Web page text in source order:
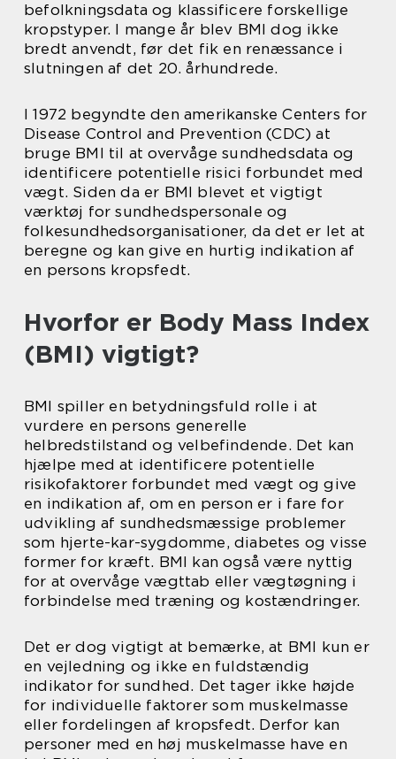
befolkningsdata og klassificere forskellige
kropstyper. I mange år blev BMI dog ikke
bredt anvendt, før det fik en renæssance i
slutningen af det 20. århundrede.
I 1972 begyndte den amerikanske Centers for
Disease Control and Prevention (CDC) at
bruge BMI til at overvåge sundhedsdata og
identificere potentielle risici forbundet med
vægt. Siden da er BMI blevet et vigtigt
værktøj for sundhedspersonale og
folkesundhedsorganisationer, da det er let at
beregne og kan give en hurtig indikation af
en persons kropsfedt.
Hvorfor er Body Mass Index
(BMI) vigtigt?
BMI spiller en betydningsfuld rolle i at
vurdere en persons generelle
helbredstilstand og velbefindende. Det kan
hjælpe med at identificere potentielle
risikofaktorer forbundet med vægt og give
en indikation af, om en person er i fare for
udvikling af sundhedsmæssige problemer
som hjerte-kar-sygdomme, diabetes og visse
former for kræft. BMI kan også være nyttig
for at overvåge vægttab eller vægtøgning i
forbindelse med træning og kostændringer.
Det er dog vigtigt at bemærke, at BMI kun er
en vejledning og ikke en fuldstændig
indikator for sundhed. Det tager ikke højde
for individuelle faktorer som muskelmasse
eller fordelingen af kropsfedt. Derfor kan
personer med en høj muskelmasse have en